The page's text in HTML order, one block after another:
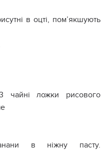
в оцті, пом’якшують
чайні ложки рисового
в ніжну пасту.